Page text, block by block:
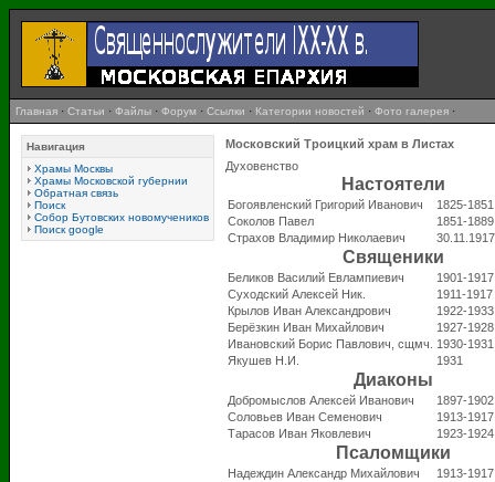
Главная · Статьи · Файлы · Форум · Ссылки · Категории новостей · Фото галерея ·
Навигация
Храмы Москвы
Храмы Московской губернии
Обратная связь
Поиск
Собор Бутовских новомучеников
Поиск google
Московский Троицкий храм в Листах
Духовенство
Настоятели
Богоявленский Григорий Иванович
1825-1851
Соколов Павел
1851-1889
Страхов Владимир Николаевич
Священики
Беликов Василий Евлампиевич
1901-1917
Суходский Алексей Ник.
1911-1917
Крылов Иван Александрович
1922-1933
Берёзкин Иван Михайлович
1927-1928
Ивановский Борис Павлович, сщмч.
1930-1931
Якушев Н.И.
1931
Диаконы
Добромыслов Алексей Иванович
1897-1902
Соловьев Иван Семенович
1913-1917
Тарасов Иван Яковлевич
1923-1924
Псаломщики
Надеждин Александр Михайлович
1913-1917